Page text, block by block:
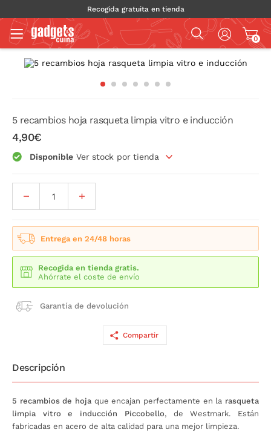
Recogida gratuita en tienda
0
5 recambios hoja rasqueta limpia vitro e inducción
4,90€
Disponible Ver stock por tienda
Entrega en 24/48 horas
Recogida en tienda gratis.
Ahórrate el coste de envío
Garantía de devolución
Compartir
Descripción
5 recambios de hoja que encajan perfectamente en la rasqueta
limpia vitro e inducción Piccobello, de Westmark. Están
fabricadas en acero de alta calidad para una mejor limpieza.